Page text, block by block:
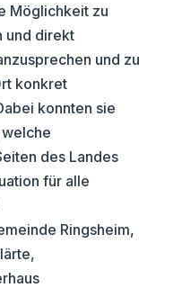
Möglichkeit zu
und direkt
und zu
konkret
konnten sie
des Landes
für alle
Ringsheim,